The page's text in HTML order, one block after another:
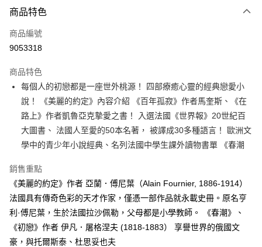
信用卡一次付款
ATM付款
運送方式
付款後全家取貨
每筆NT$60，滿NT$499(含以上)免運費
付款後7-11取貨
每筆NT$60，滿NT$499(含以上)免運費
宅配
每筆NT$100，滿NT$499(含以上)免運費
商品特色
商品編號
9053318
商品特色
每個人的初戀都是一座世外桃源！ 四部療癒心靈的經典戀愛小
說！ 《美麗的約定》內容介紹 《百年孤寂》作者馬奎斯、《在
路上》作者凱魯亞克摯愛之書！ 入選法國《世界報》20世紀百
大圖書、 法國人至愛的50本名著， 被譯成30多種語言！ 歐洲文
學中的青少年小說經典、名列法國中學生課外讀物書單 《春潮
銷售重點
《美麗的約定》作者 亞蘭．傅尼葉（Alain Fournier, 1886-1914）
法國具有傳奇色彩的天才作家，僅憑一部作品就永載史冊。原名亨
利·傅尼葉，生於法國拉沙佩勒，父母都是小學教師。 《春潮》、
《初戀》作者 伊凡．屠格涅夫 (1818-1883） 享譽世界的俄國文
豪，與托爾斯泰、杜思妥也夫